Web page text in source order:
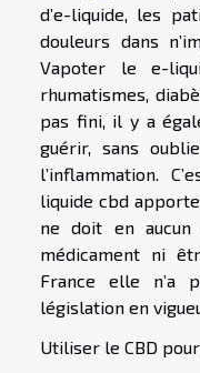
d’e-liquide, les
douleurs dans
Vapoter le e-
rhumatismes,
pas fini, il y a
guérir, sans
l’inflammation.
liquide cbd
ne doit en
médicament ni
France elle n’a
législation en
Utiliser le CBD